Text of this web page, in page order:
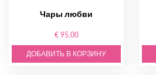
Чары любви
€ 95.00
ДОБАВИТЬ В КОРЗИНУ